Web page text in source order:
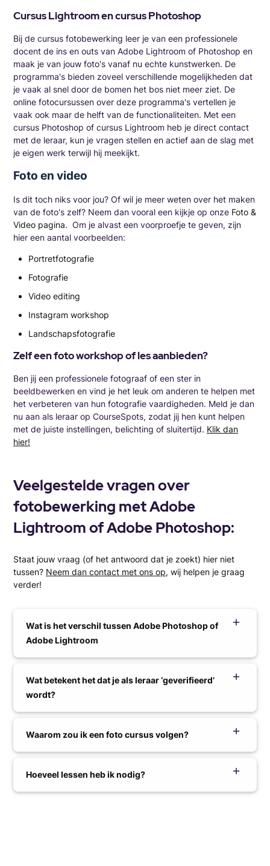
Cursus Lightroom en cursus Photoshop
Bij de cursus fotobewerking leer je van een professionele
docent de ins en outs van Adobe Lightroom of Photoshop en
maak je van jouw foto's vanaf nu echte kunstwerken. De
programma's bieden zoveel verschillende mogelijkheden dat
je vaak al snel door de bomen het bos niet meer ziet. De
online fotocursussen over deze programma's vertellen je
vaak ook maar de helft van de functionaliteiten. Met een
cursus Photoshop of cursus Lightroom heb je direct contact
met de leraar, kun je vragen stellen en actief aan de slag met
je eigen werk terwijl hij meekijkt.
Foto en video
Is dit toch niks voor jou? Of wil je meer weten over het maken
van de foto's zelf? Neem dan vooral een kijkje op onze Foto &
Video pagina. Om je alvast een voorproefje te geven, zijn
hier een aantal voorbeelden:
Portretfotografie
Fotografie
Video editing
Instagram workshop
Landschapsfotografie
Zelf een foto workshop of les aanbieden?
Ben jij een professionele fotograaf of een ster in
beeldbewerken en vind je het leuk om anderen te helpen met
het verbeteren van hun fotografie vaardigheden. Meld je dan
nu aan als leraar op CourseSpots, zodat jij hen kunt helpen
met de juiste instellingen, belichting of sluitertijd. Klik dan
hier!
Veelgestelde vragen over
fotobewerking met Adobe
Lightroom of Adobe Photoshop:
Staat jouw vraag (of het antwoord dat je zoekt) hier niet
tussen? Neem dan contact met ons op, wij helpen je graag
verder!
Wat is het verschil tussen Adobe Photoshop of
Adobe Lightroom
Wat betekent het dat je als leraar ‘geverifieerd’
wordt?
Waarom zou ik een foto cursus volgen?
Hoeveel lessen heb ik nodig?